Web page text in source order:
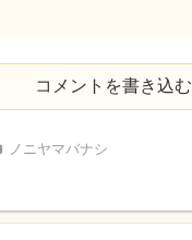
コメントを書き込む
ノニヤマバナシ